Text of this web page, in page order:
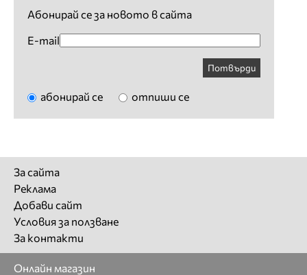
Абонирай се за новото в сайта
E-mail
Потвърди
абонирай се отпиши се
За сайта
Реклама
Добави сайт
Условия за ползване
За контакти
Онлайн магазин